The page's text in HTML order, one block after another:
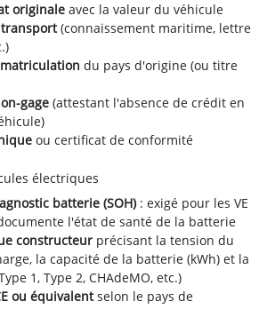
originale avec la valeur du véhicule
(connaissement maritime, lettre
du pays d'origine (ou titre
gage (attestant l'absence de crédit en
ou certificat de conformité
électriques
batterie (SOH): exigé pour les VE
l'état de santé de la batterie
constructeur précisant la tension du
la capacité de la batterie (kWh) et la
1, Type 2, CHAdeMO, etc.)
ou équivalentselon le pays de